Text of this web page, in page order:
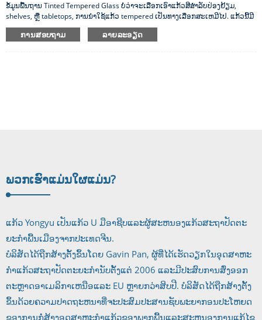
ຂໍ້​ມູນ​ພື້ນ​ຖານ Tinted Tempered Glass ບໍ່​ວ່າ​ຈະ​ເລືອກ​ເອົາ​ແກ້ວ​ສີ​ສໍາ​ລັບ​ປ່ອງ​ຢ້ຽມ​,
shelves​, ຫຼື tabletops​, ການ​ນໍາ​ໃຊ້​ແກ້ວ tempered ເປັນ​ທາງ​ເລືອກ​ສະ​ເຫມີ​ໄປ​. ແກ້ວນີ້ມີ
ຄວາມທົນທານ ແລະມີໂອກາດຫນ້ອຍທີ່ຈະແຕກຫັກເມື່ອຖືກກະທົບ. ແກ້ວປາກົດຄືກັນກັບ
panes ແບບດັ້ງເດີມ, ເຮັດໃຫ້ມັນເປັນການຄັດເລືອກທີ່ດີສໍາລັບຜູ້ທີ່ຕ້ອງການຄວາມປອດໄພ
ການສອບຖາມ ລາຍລະອຽດ
ພວກເຮົາແມ່ນໃຜແມ່ນ?
ແກ້ວ Yongyu ເປັນແກ້ວ U ມືອາຊີບແລະຜູ້ສະຫນອງແກ້ວສະຖາປັດຕະ
ຍະກໍາພື້ນເມືອງຈາກປະເທດຈີນ.
ບໍລິສັດໄດ້ຖືກສ້າງຕັ້ງຂຶ້ນໂດຍ Gavin Pan, ຜູ້ທີ່ໄດ້ເຮັດວຽກໃນອຸດສາຫະ
ກໍາແກ້ວສະຖາປັດຕະຍະກໍານັບຕັ້ງແຕ່ 2006 ແລະມີປະສົບການສົ່ງອອກ
ຕະຫຼາດອາເມລິກາເຫນືອແລະ EU ຫຼາຍກວ່າສິບປີ. ບໍລິສັດໄດ້ຖືກສ້າງຕັ້ງ
ຂຶ້ນດ້ວຍຄວາມປາດຖະຫນາທີ່ຈະປະສົມປະສານຊັບພະຍາກອນປະໂຫຍດ
ຂອງການກໍ່ສ້າງອຸດສາຫະກໍາແກ້ວຂອງພາກພື້ນແລະສະຫນອງການແກ້ໄຂ